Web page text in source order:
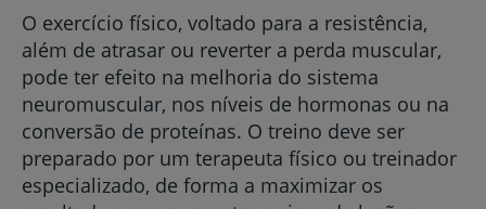
O exercício físico, voltado para a resistência,
além de atrasar ou reverter a perda muscular,
pode ter efeito na melhoria do sistema
neuromuscular, nos níveis de hormonas ou na
conversão de proteínas. O treino deve ser
preparado por um terapeuta físico ou treinador
especializado, de forma a maximizar os